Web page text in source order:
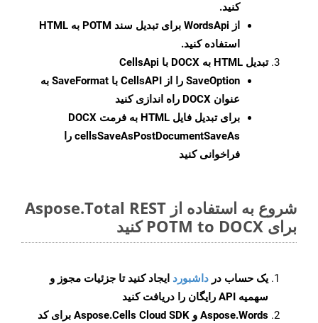
کنید.
از WordsApi برای تبدیل سند POTM به HTML
استفاده کنید.
تبدیل HTML به DOCX با CellsApi
SaveOption
را از CellsAPI با SaveFormat به
عنوان DOCX راه اندازی کنید
برای تبدیل فایل HTML به فرمت
DOCX
cellsSaveAsPostDocumentSaveAs را
فراخوانی کنید
شروع به استفاده از Aspose.Total REST
برای POTM to DOCX کنید
یک حساب در داشبورد ایجاد کنید تا جزئیات مجوز و
سهمیه API رایگان را دریافت کنید
Aspose.Words و Aspose.Cells Cloud SDK برای کد